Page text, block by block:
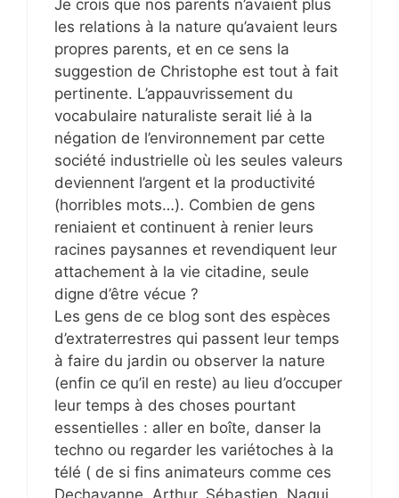
Je crois que nos parents n’avaient plus
les relations à la nature qu’avaient leurs
propres parents, et en ce sens la
suggestion de Christophe est tout à fait
pertinente. L’appauvrissement du
vocabulaire naturaliste serait lié à la
négation de l’environnement par cette
société industrielle où les seules valeurs
deviennent l’argent et la productivité
(horribles mots…). Combien de gens
reniaient et continuent à renier leurs
racines paysannes et revendiquent leur
attachement à la vie citadine, seule
digne d’être vécue ?
Les gens de ce blog sont des espèces
d’extraterrestres qui passent leur temps
à faire du jardin ou observer la nature
(enfin ce qu’il en reste) au lieu d’occuper
leur temps à des choses pourtant
essentielles : aller en boîte, danser la
techno ou regarder les variétoches à la
télé ( de si fins animateurs comme ces
Dechavanne, Arthur, Sébastien, Nagui…